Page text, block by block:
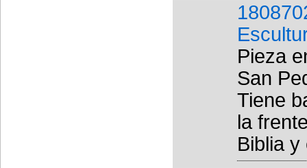
Pieza
San
Tiene
la
Biblia y